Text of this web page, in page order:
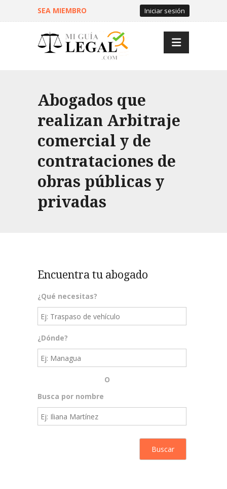
SEA MIEMBRO Iniciar sesión
Abogados que
realizan Arbitraje
comercial y de
contrataciones de
obras públicas y
privadas
Encuentra tu abogado
¿Qué necesitas?
¿Dónde?
O
Busca por nombre